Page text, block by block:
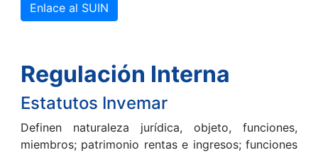
Enlace al SUIN
Regulación Interna
Estatutos Invemar
Definen naturaleza jurídica, objeto, funciones,
miembros; patrimonio rentas e ingresos; funciones